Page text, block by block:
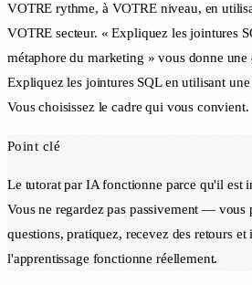
VOTRE rythme, à VOTRE niveau, en
VOTRE secteur. « Expliquez les jointures
métaphore du marketing » vous donne
Expliquez les jointures SQL en utilisant
Vous choisissez le cadre qui vous convient.
Point clé
Le tutorat par IA fonctionne parce qu'il est
Vous ne regardez pas passivement — vous
questions, pratiquez, recevez des retours et
l'apprentissage fonctionne réellement.